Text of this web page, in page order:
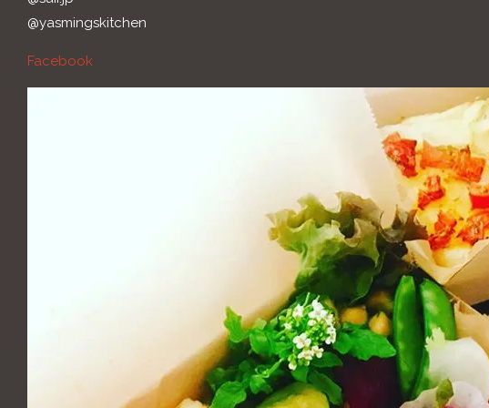
@yasmingskitchen
Facebook